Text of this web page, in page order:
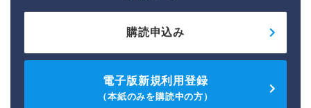
購読申込み
電子版新規利用登録
（本紙のみを購読中の方）